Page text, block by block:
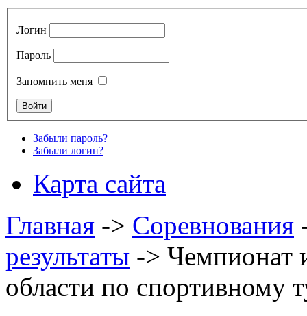
Логин
Пароль
Запомнить меня
Забыли пароль?
Забыли логин?
Карта сайта
Главная -> Соревнования
результаты -> Чемпионат
области по спортивному